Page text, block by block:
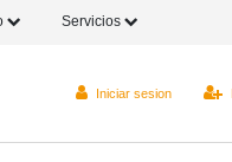
Servicios
Iniciar sesion